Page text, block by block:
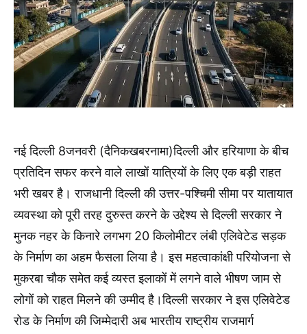
नई दिल्ली 8जनवरी (दैनिकखबरनामा)दिल्ली और हरियाणा के बीच
प्रतिदिन सफर करने वाले लाखों यात्रियों के लिए एक बड़ी राहत
भरी खबर है। राजधानी दिल्ली की उत्तर-पश्चिमी सीमा पर यातायात
व्यवस्था को पूरी तरह दुरुस्त करने के उद्देश्य से दिल्ली सरकार ने
मुनक नहर के किनारे लगभग 20 किलोमीटर लंबी एलिवेटेड सड़क
के निर्माण का अहम फैसला लिया है। इस महत्वाकांक्षी परियोजना से
मुकरबा चौक समेत कई व्यस्त इलाकों में लगने वाले भीषण जाम से
लोगों को राहत मिलने की उम्मीद है।दिल्ली सरकार ने इस एलिवेटेड
रोड के निर्माण की जिम्मेदारी अब भारतीय राष्ट्रीय राजमार्ग